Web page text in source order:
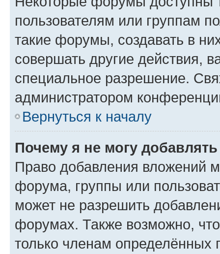
пользователям или группам
такие форумы, создавать в
совершать другие действия,
специальное разрешение.
администратором
Вернуться к началу
Почему я не могу
Право добавления вложений
форума, группы или
может не разрешить
форумах. Также возможно,
только членам определённых